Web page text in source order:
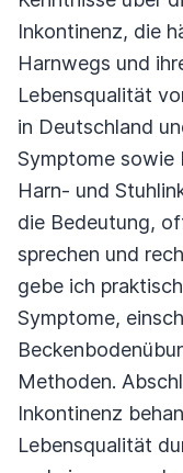
Inkontinenz, die
Harnwegs und
Lebensqualität
in Deutschland
Symptome sowie
Harn- und
die Bedeutung,
sprechen und
gebe ich
Symptome,
Methoden.
Inkontinenz
Lebensqualität